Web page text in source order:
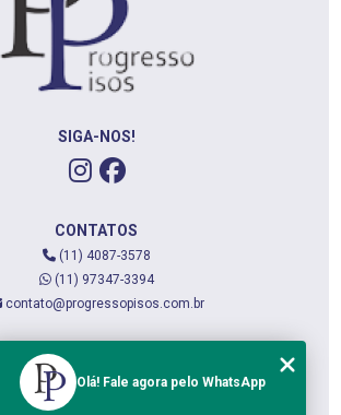
SIGA-NOS!
CONTATOS
(11) 4087-3578
(11) 97347-3394
contato@progressopisos.com.br
Olá! Fale agora pelo WhatsApp